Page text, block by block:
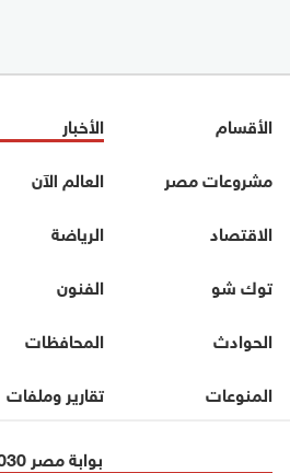
الأقسام
الأخبار
مشروعات مصر
العالم الآن
الاقتصاد
الرياضة
توك شو
الفنون
الحوادث
المحافظات
المنوعات
تقارير وملفات
بوابة مصر 2030